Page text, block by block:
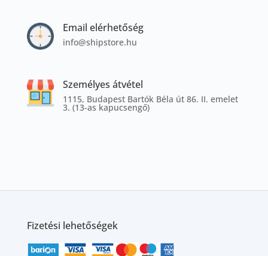
Email elérhetőség
info@shipstore.hu
Személyes átvétel
1115, Budapest Bartók Béla út 86. II. emelet
3. (13-as kapucsengő)
Fizetési lehetőségek